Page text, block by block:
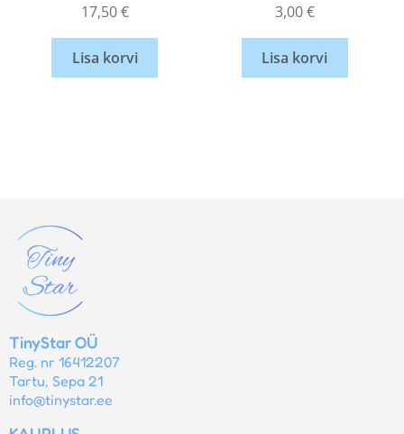
17,50€
Lisa korvi
3,00€
Lisa korvi
TinyStar OÜ
Reg. nr 16412207
Tartu, Sepa 21
info@tinystar.ee